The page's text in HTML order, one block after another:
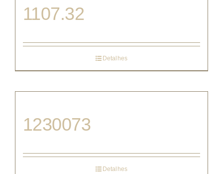
1107.32
Detalhes
1230073
Detalhes